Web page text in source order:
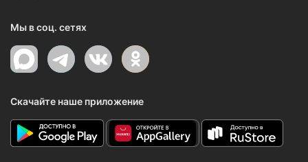
Мы в соц. сетях
Скачайте наше приложение